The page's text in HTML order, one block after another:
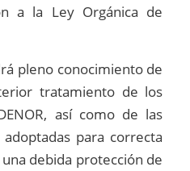
a la Ley Orgánica de
pleno conocimiento de
tratamiento de los
así como de las
para correcta
debida protección de